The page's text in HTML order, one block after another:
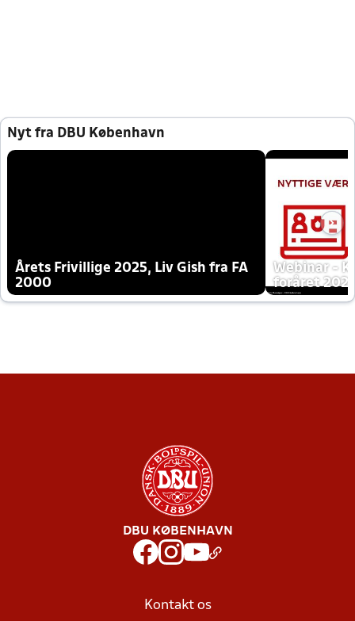
Nyt fra DBU København
Årets Frivillige 2025, Liv Gish fra FA
2000
Webinar -
foråret
DBU KØBENHAVN
Kontakt os